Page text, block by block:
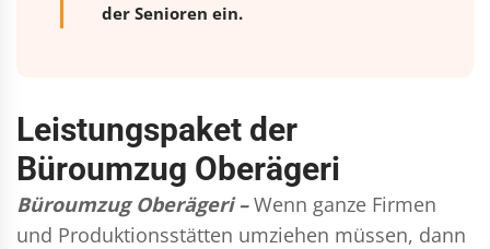
der Senioren ein.
Leistungspaket der
Büroumzug Oberägeri
Büroumzug Oberägeri – Wenn ganze Firmen
und Produktionsstätten umziehen müssen, dann